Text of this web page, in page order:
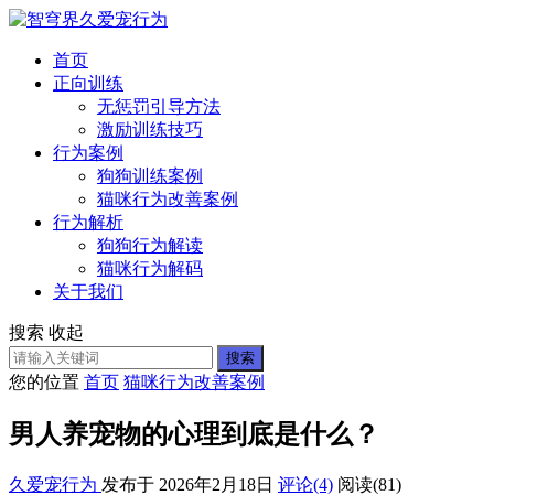
首页
正向训练
无惩罚引导方法
激励训练技巧
行为案例
狗狗训练案例
猫咪行为改善案例
行为解析
狗狗行为解读
猫咪行为解码
关于我们
搜索 收起
搜索
您的位置 首页 猫咪行为改善案例
男人养宠物的心理到底是什么？
久爱宠行为 发布于 2026年2月18日 评论(4) 阅读(81)